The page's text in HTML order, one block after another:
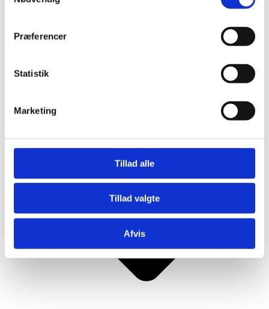
Præferencer
Statistik
Marketing
Tillad alle
Tillad valgte
Afvis